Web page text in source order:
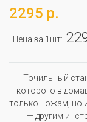
2295 р.
Цена за 1шт:
Точильный
которого в
только ножам, но
— другим